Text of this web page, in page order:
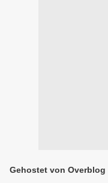
Gehostet von Overblog